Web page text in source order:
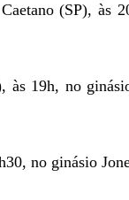
(SP), às
às 19h, no
no ginásio